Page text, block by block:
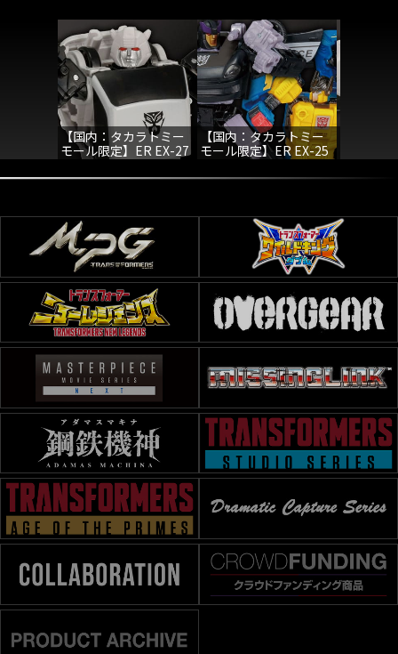
【国内：タカラトミー
モール限定】ER EX-27
バグバイト
【国内：タカラトミー
モール限定】ER EX-25
ドミナスクリミナルパ
スート
エグゾー